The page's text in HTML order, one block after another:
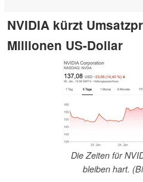
NVIDIA kürzt
Millionen US-Dollar
Die Zeiten für
bleiben hart.